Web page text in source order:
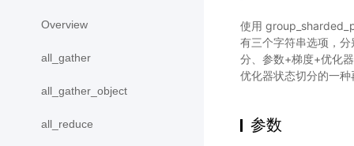
Overview
all_gather
all_gather_object
all_reduce
使用
有三个字符串选项，
分、参数+梯度+优化
优化器状态切分的一
参数